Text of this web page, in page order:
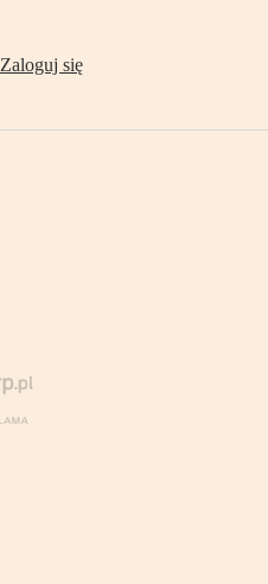
Zaloguj się